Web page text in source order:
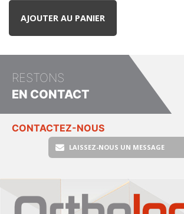
AJOUTER AU PANIER
RESTONS
EN CONTACT
CONTACTEZ-NOUS
LAISSEZ-NOUS UN MESSAGE